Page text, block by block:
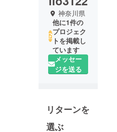
神奈川県
他に1件の
プロジェク
トを掲載し
ています
メッセー
ジを送る
リターンを
選ぶ